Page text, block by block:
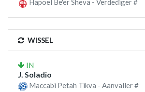
Hapoel Be'er Sheva - Verdediger #
WISSEL
IN
J. Soladio
Maccabi Petah Tikva - Aanvaller #